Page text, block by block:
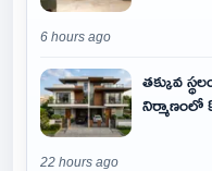
6 hours ago
తక్కువ
నిర్మాణంలో
22 hours ago